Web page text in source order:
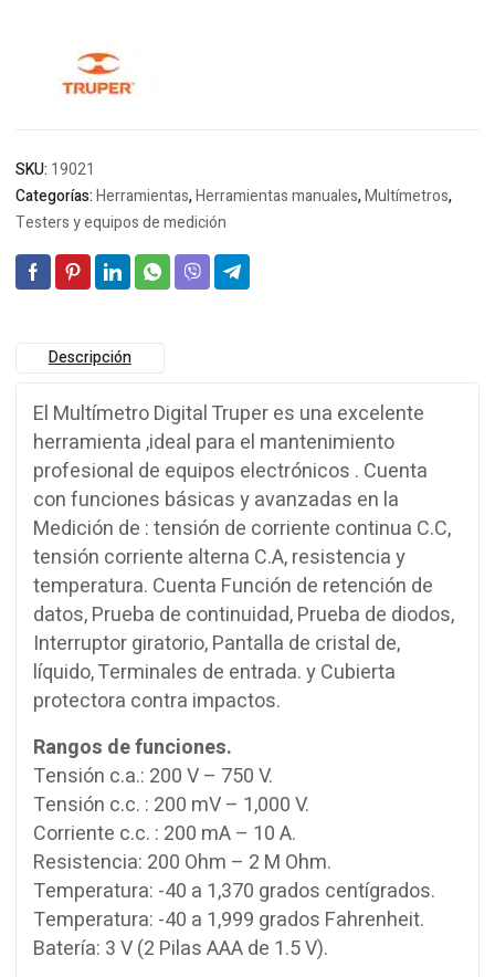
SKU: 19021
Categorías:Herramientas,Herramientas manuales,Multímetros,
Testers y equipos de medición
Descripción
El Multímetro Digital Truper es una excelente
herramienta ,ideal para el mantenimiento
profesional de equipos electrónicos . Cuenta
con funciones básicas y avanzadas en la
Medición de : tensión de corriente continua C.C,
tensión corriente alterna C.A, resistencia y
temperatura. Cuenta Función de retención de
datos, Prueba de continuidad, Prueba de diodos,
Interruptor giratorio, Pantalla de cristal de,
líquido, Terminales de entrada. y Cubierta
protectora contra impactos.
Rangos de funciones.
Tensión c.a.: 200 V – 750 V.
Tensión c.c. : 200 mV – 1,000 V.
Corriente c.c. : 200 mA – 10 A.
Resistencia: 200 Ohm – 2 M Ohm.
Temperatura: -40 a 1,370 grados centígrados.
Temperatura: -40 a 1,999 grados Fahrenheit.
Batería: 3 V (2 Pilas AAA de 1.5 V).